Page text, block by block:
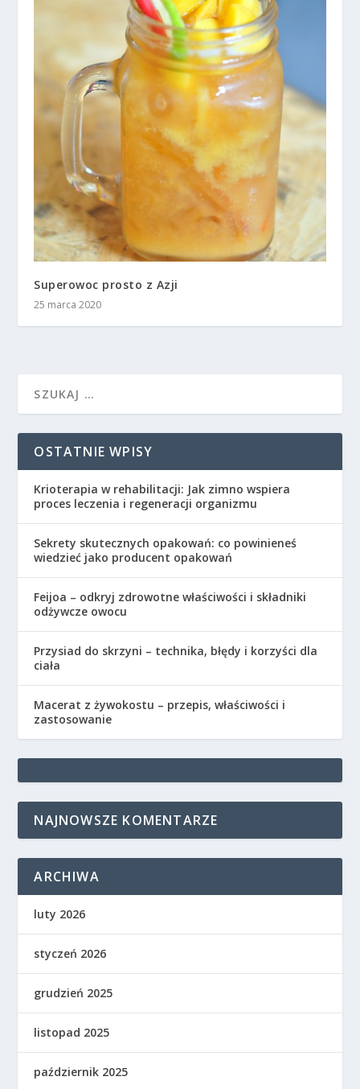
Superowoc prosto z Azji
25 marca 2020
OSTATNIE WPISY
Krioterapia w rehabilitacji: Jak zimno wspiera
proces leczenia i regeneracji organizmu
Sekrety skutecznych opakowań: co powinieneś
wiedzieć jako producent opakowań
Feijoa – odkryj zdrowotne właściwości i składniki
odżywcze owocu
Przysiad do skrzyni – technika, błędy i korzyści dla
ciała
Macerat z żywokostu – przepis, właściwości i
zastosowanie
NAJNOWSZE KOMENTARZE
ARCHIWA
luty 2026
styczeń 2026
grudzień 2025
listopad 2025
październik 2025